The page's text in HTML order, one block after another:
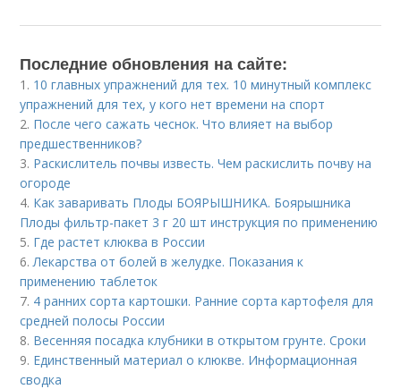
Последние обновления на сайте:
1. 10 главных упражнений для тех. 10 минутный комплекс
упражнений для тех, у кого нет времени на спорт
2. После чего сажать чеснок. Что влияет на выбор
предшественников?
3. Раскислитель почвы известь. Чем раскислить почву на
огороде
4. Как заваривать Плоды БОЯРЫШНИКА. Боярышника
Плоды фильтр-пакет 3 г 20 шт инструкция по применению
5. Где растет клюква в России
6.Лекарства от болей в желудке. Показания к
применению таблеток
7. 4 ранних сорта картошки. Ранние сорта картофеля для
средней полосы России
8. Весенняя посадка клубники в открытом грунте. Сроки
9. Единственный материал о клюкве. Информационная
сводка